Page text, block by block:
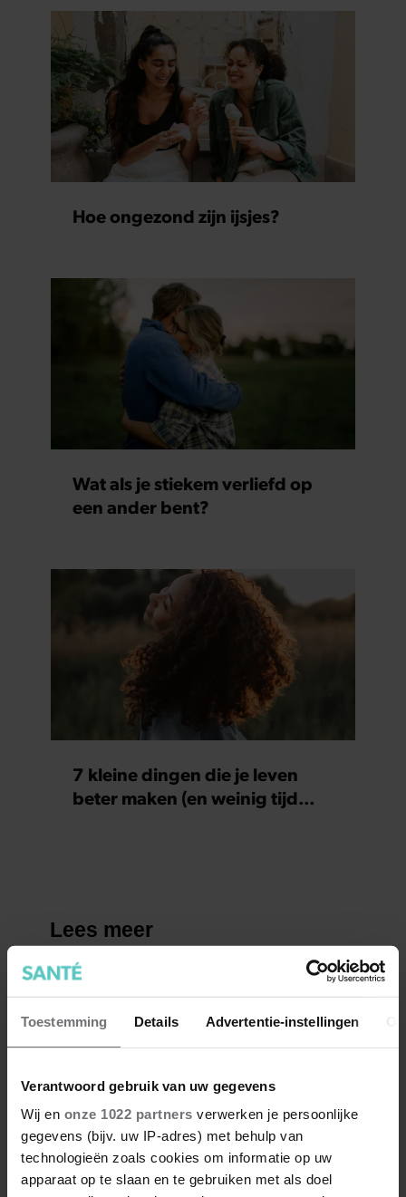
Toestemming Details Advertentie-instellingen
Verantwoord gebruik van uw gegevens
Wij en onze 1022 partners verwerken je persoonlijke
gegevens (bijv. uw IP-adres) met behulp van
technologieën zoals cookies om informatie op uw
apparaat op te slaan en te gebruiken met als doel
Hoe ongezond zijn ijsjes?
Wat als je stiekem verliefd op
een ander bent?
7 kleine dingen die je leven
beter maken (en weinig tijd